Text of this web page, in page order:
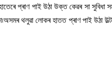
প্ৰাণ পাই উঠা উক্ত কেৱৰ সা
থলুৱা লোকৰ হাতত প্ৰাণ পাই উঠা